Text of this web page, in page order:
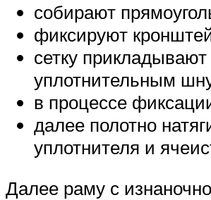
собирают
фиксируют
сетку
уплотнительным
в процессе
далее полотно
уплотнителя и
Далее раму с